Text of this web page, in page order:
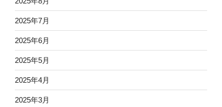
2025年7月
2025年6月
2025年5月
2025年4月
2025年3月